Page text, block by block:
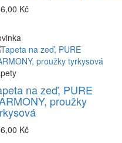
Kč
na zeď, PURE
proužky
Kč